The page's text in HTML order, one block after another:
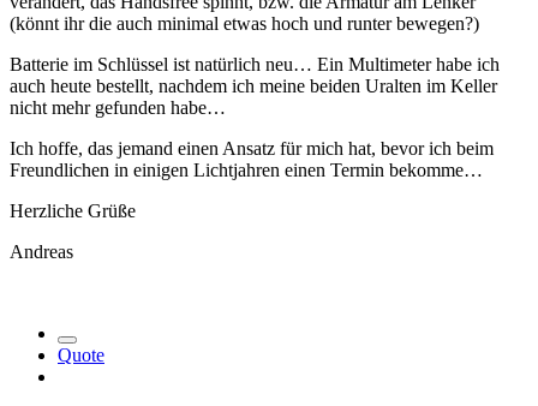
(könnt ihr die auch minimal etwas hoch und runter bewegen?)
Batterie im Schlüssel ist natürlich neu… Ein Multimeter habe ich
auch heute bestellt, nachdem ich meine beiden Uralten im Keller
nicht mehr gefunden habe…
Ich hoffe, das jemand einen Ansatz für mich hat, bevor ich beim
Freundlichen in einigen Lichtjahren einen Termin bekomme…
Herzliche Grüße
Andreas
Quote